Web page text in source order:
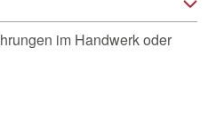
im Handwerk oder